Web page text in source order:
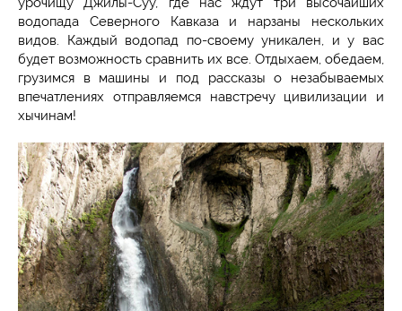
водопада Северного Кавказа и нарзаны нескольких
видов. Каждый водопад по-своему уникален, и у вас
будет возможность сравнить их все. Отдыхаем, обедаем,
грузимся в машины и под рассказы о незабываемых
впечатлениях отправляемся навстречу цивилизации и
хычинам!